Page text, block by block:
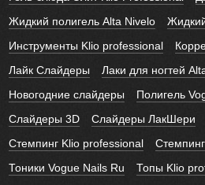
Жидкий полигель Alta Nivelo
Инструменты Klio professional
Лайк Слайдеры
Лаки для ногтей
Новогодние слайдеры
Полигель
Слайдеры 3D
Слайдеры ЛакШери
Стемпинг Klio professional
Тоники Vogue Nails Ru
Топы Klio